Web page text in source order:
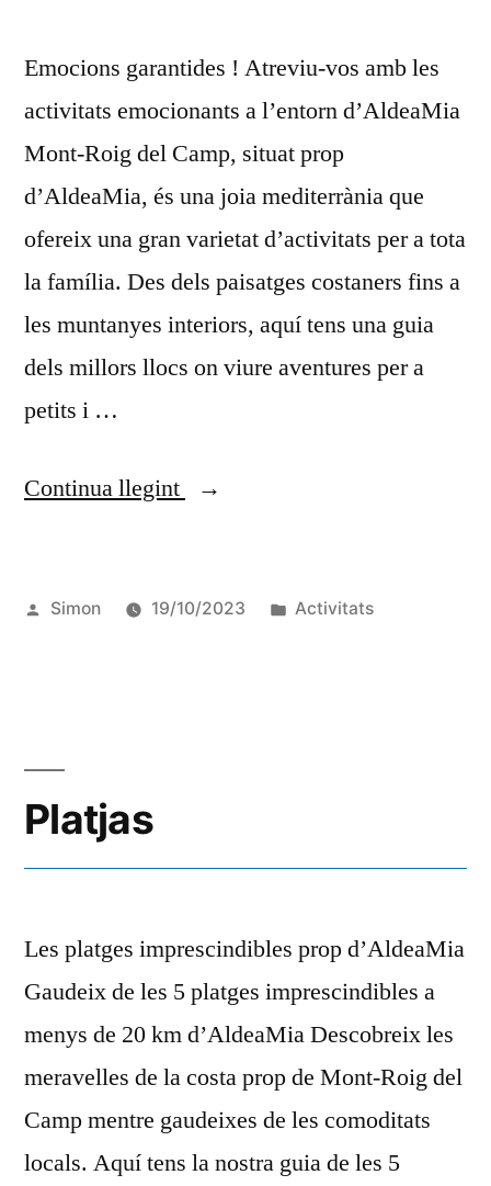
Emocions garantides ! Atreviu-vos amb les
activitats emocionants a l’entorn d’AldeaMia
Mont-Roig del Camp, situat prop
d’AldeaMia, és una joia mediterrània que
ofereix una gran varietat d’activitats per a tota
la família. Des dels paisatges costaners fins a
les muntanyes interiors, aquí tens una guia
dels millors llocs on viure aventures per a
petits i …
Continua llegint
Simon 19/10/2023 Activitats
Platjas
Les platges imprescindibles prop d’AldeaMia
Gaudeix de les 5 platges imprescindibles a
menys de 20 km d’AldeaMia Descobreix les
meravelles de la costa prop de Mont-Roig del
Camp mentre gaudeixes de les comoditats
locals. Aquí tens la nostra guia de les 5